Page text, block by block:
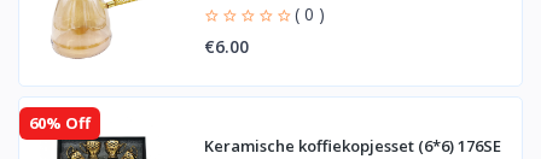
( 0 )
€6.00
60% Off
Keramische koffiekopjesset (6*6) 176SE